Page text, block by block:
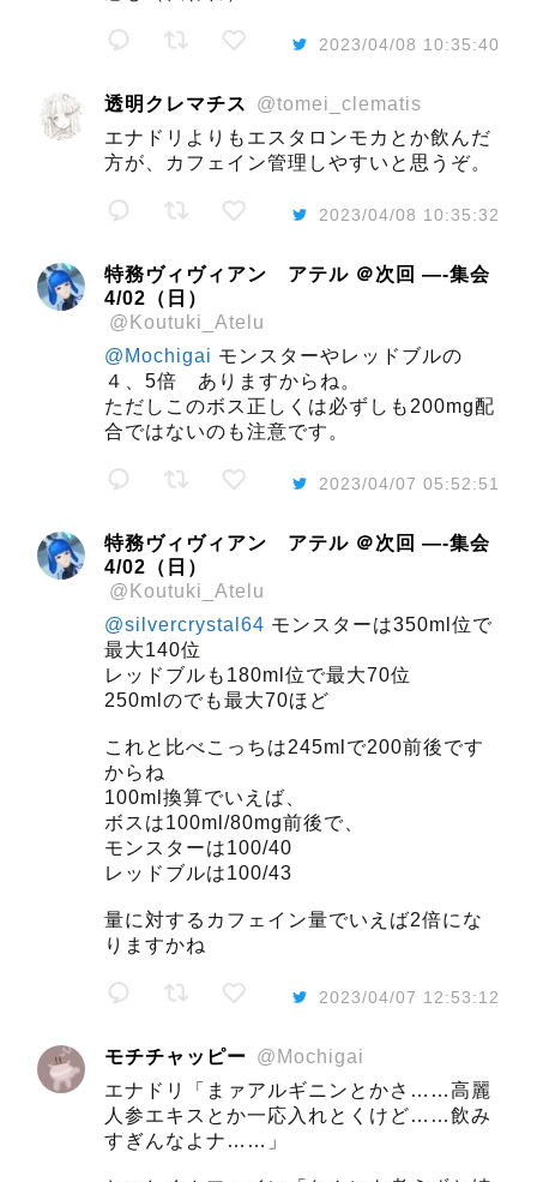
2023/04/08 10:35:40
透明クレマチス
@tomei_clematis
エナドリよりもエスタロンモカとか飲んだ
方が、カフェイン管理しやすいと思うぞ。
2023/04/08 10:35:32
特務ヴィヴィアン アテル ＠次回 —-集会
4/02（日）
@Koutuki_Atelu
@Mochigai モンスターやレッドブルの
４、5倍 ありますからね。
ただしこのボス正しくは必ずしも200mg配
合ではないのも注意です。
2023/04/07 05:52:51
特務ヴィヴィアン アテル ＠次回 —-集会
4/02（日）
@Koutuki_Atelu
@silvercrystal64 モンスターは350ml位で
最大140位
レッドブルも180ml位で最大70位
250mlのでも最大70ほど
これと比べこっちは245mlで200前後です
からね
100ml換算でいえば、
ボスは100ml/80mg前後で、
モンスターは100/40
レッドブルは100/43
量に対するカフェイン量でいえば2倍にな
りますかね
2023/04/07 12:53:12
モチチャッピー @Mochigai
エナドリ「まァアルギニンとかさ……高麗
人参エキスとか一応入れとくけど……飲み
すぎんなよナ……」